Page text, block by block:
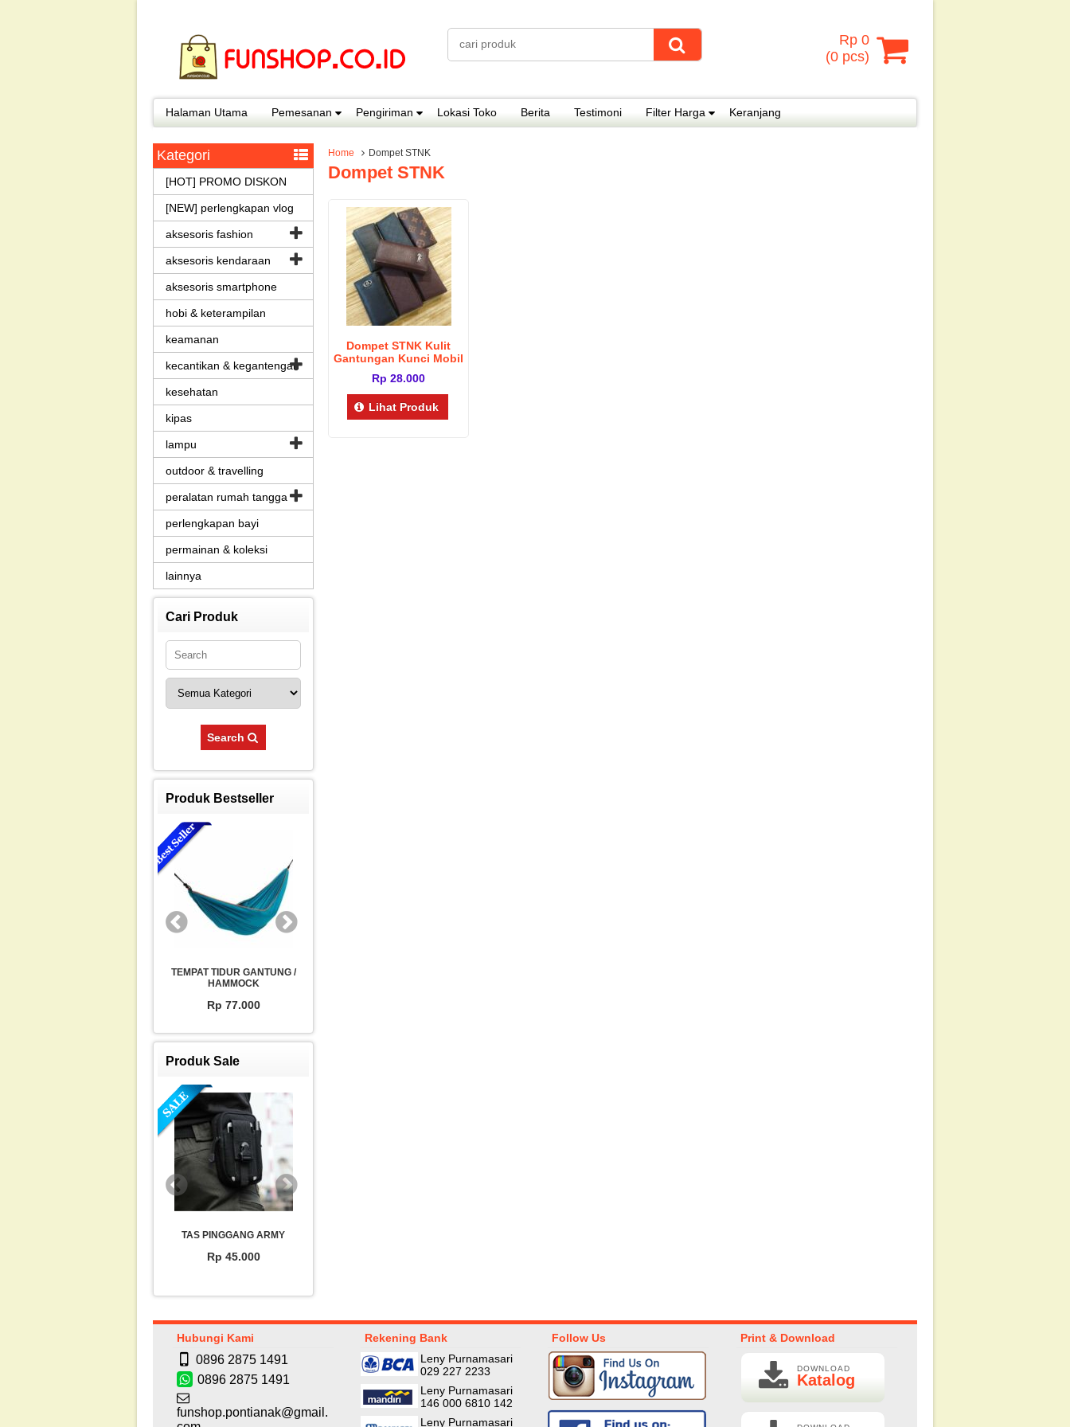
Rp 0
(0 pcs)
Halaman Utama Pemesanan Pengiriman Lokasi Toko Berita Testimoni Filter Harga Keranjang
Home Dompet STNK
Dompet STNK
Dompet STNK Kulit
Gantungan Kunci Mobil
Rp 28.000
Lihat Produk
Kategori
[HOT] PROMO DISKON
[NEW] perlengkapan vlog
aksesoris fashion
aksesoris kendaraan
aksesoris smartphone
hobi & keterampilan
keamanan
kecantikan & kegantengan
kesehatan
kipas
lampu
outdoor & travelling
peralatan rumah tangga
perlengkapan bayi
permainan & koleksi
lainnya
Cari Produk
Search
Produk Bestseller
TEMPAT TIDUR GANTUNG /
HAMMOCK
Rp 77.000
Produk Sale
TAS PINGGANG ARMY
Rp 45.000
Hubungi Kami
0896 2875 1491
0896 2875 1491
funshop.pontianak@gmail.
Rekening Bank
Leny Purnamasari
029 227 2233
Leny Purnamasari
146 000 6810 142
Leny Purnamasari
Follow Us Print & Download
DOWNLOAD
Katalog